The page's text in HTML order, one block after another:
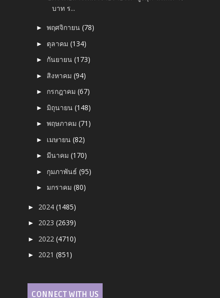
บาท ร...
►พฤศจิกายน(78)
► ตุลาคม(134)
► กันยายน(173)
► สิงหาคม(94)
► กรกฎาคม(67)
► มิถุนายน(148)
►พฤษภาคม(71)
► เมษายน(82)
► มีนาคม(170)
► กุมภาพันธ์(95)
► มกราคม(80)
► 2024(1485)
► 2023(2639)
► 2022(4710)
► 2021(851)
CONNECT WITH US